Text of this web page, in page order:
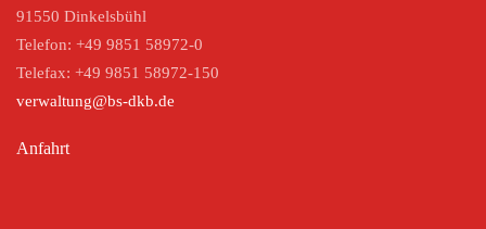
91550 Dinkelsbühl
Telefon: +49 9851 58972-0
Telefax: +49 9851 58972-150
verwaltung@bs-dkb.de
Anfahrt